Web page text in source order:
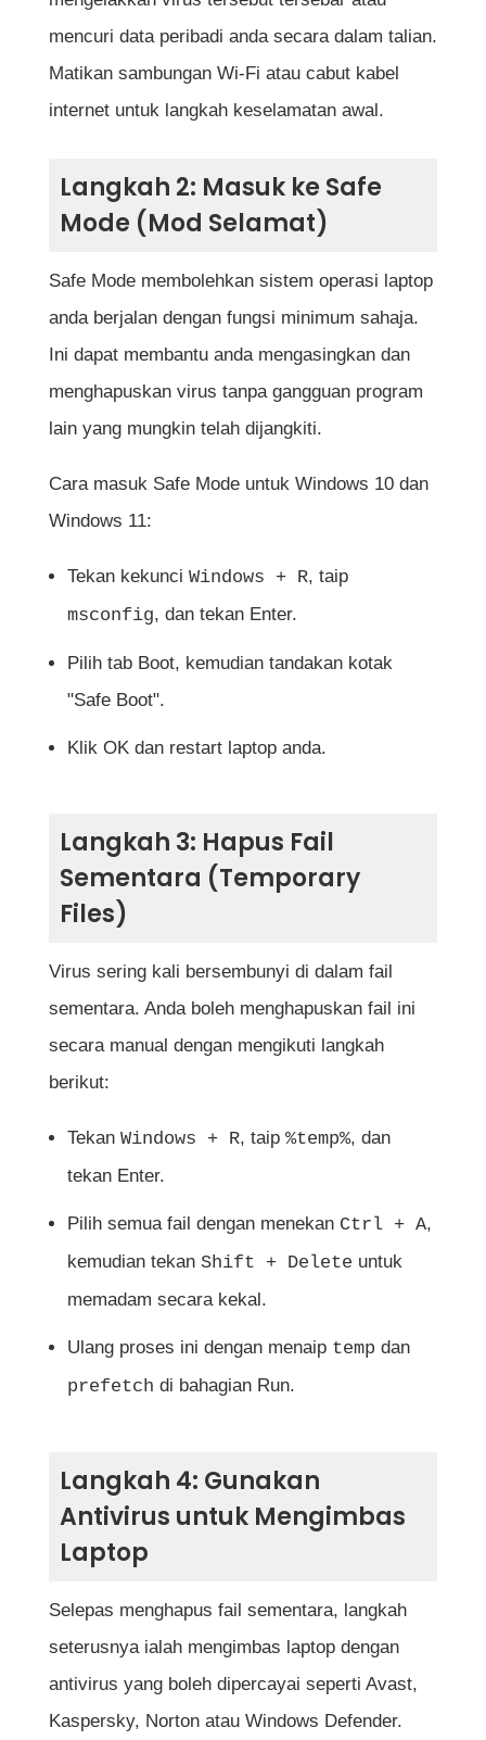
mencuri data peribadi anda secara dalam talian.
Matikan sambungan Wi-Fi atau cabut kabel
internet untuk langkah keselamatan awal.
Langkah 2: Masuk ke Safe
Mode (Mod Selamat)
Safe Mode membolehkan sistem operasi laptop
anda berjalan dengan fungsi minimum sahaja.
Ini dapat membantu anda mengasingkan dan
menghapuskan virus tanpa gangguan program
lain yang mungkin telah dijangkiti.
Cara masuk Safe Mode untuk Windows 10 dan
Windows 11:
Tekan kekunci Windows + R, taip
msconfig, dan tekan Enter.
Pilih tab Boot, kemudian tandakan kotak
"Safe Boot".
Klik OK dan restart laptop anda.
Langkah 3: Hapus Fail
Sementara (Temporary
Files)
Virus sering kali bersembunyi di dalam fail
sementara. Anda boleh menghapuskan fail ini
secara manual dengan mengikuti langkah
berikut:
Tekan Windows + R, taip %temp%, dan
tekan Enter.
Pilih semua fail dengan menekan Ctrl + A,
kemudian tekan Shift + Delete untuk
memadam secara kekal.
Ulang proses ini dengan menaip temp dan
prefetch di bahagian Run.
Langkah 4: Gunakan
Antivirus untuk Mengimbas
Laptop
Selepas menghapus fail sementara, langkah
seterusnya ialah mengimbas laptop dengan
antivirus yang boleh dipercayai seperti Avast,
Kaspersky, Norton atau Windows Defender.